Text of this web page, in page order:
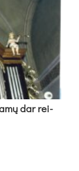
dar rei­